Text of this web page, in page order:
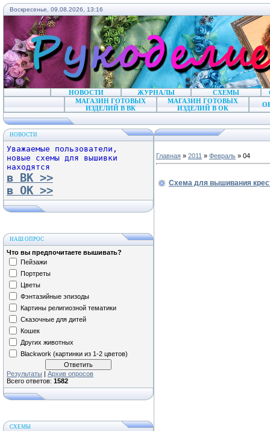
Воскресенье, 09.08.2026, 13:16
НОВОСТИ ЖУРНАЛЫ СХЕМЫ
МАГАЗИН ГОТОВЫХ
ИЗДЕЛИЙ В ВК
МАГАЗИН ГОТОВЫХ
ИЗДЕЛИЙ В ОК
НОВОСТИ
Уважаемые пользователи,
новые схемы для вышивки
находятся
в ВК >>
в ОК >>
НАШ ОПРОС
Что вы предпочитаете вышивать?
Пейзажи
Портреты
Цветы
Фэнтазийные эпизоды
Картины религиозной тематики
Сказочные для дитей
Кошек
Других животных
Blackwork (картинки из 1-2 цветов)
Результаты | Архив опросов
Всего ответов: 1582
СХЕМЫ
Главная » 2011 » Февраль » 04
Схема для вышивания